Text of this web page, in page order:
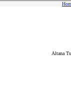
Altana